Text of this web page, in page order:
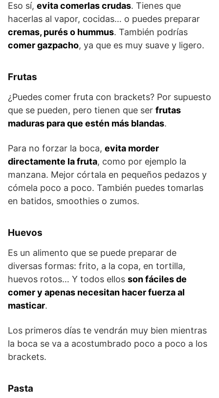
Eso sí, evita comerlas crudas. Tienes que
hacerlas al vapor, cocidas… o puedes preparar
cremas, purés o hummus. También podrías
comer gazpacho, ya que es muy suave y ligero.
Frutas
¿Puedes comer fruta con brackets? Por supuesto
que se pueden, pero tienen que ser frutas
maduras para que estén más blandas.
Para no forzar la boca, evita morder
directamente la fruta, como por ejemplo la
manzana. Mejor córtala en pequeños pedazos y
cómela poco a poco. También puedes tomarlas
en batidos, smoothies o zumos.
Huevos
Es un alimento que se puede preparar de
diversas formas: frito, a la copa, en tortilla,
huevos rotos… Y todos ellos son fáciles de
comer y apenas necesitan hacer fuerza al
masticar.
Los primeros días te vendrán muy bien mientras
la boca se va a acostumbrado poco a poco a los
brackets.
Pasta